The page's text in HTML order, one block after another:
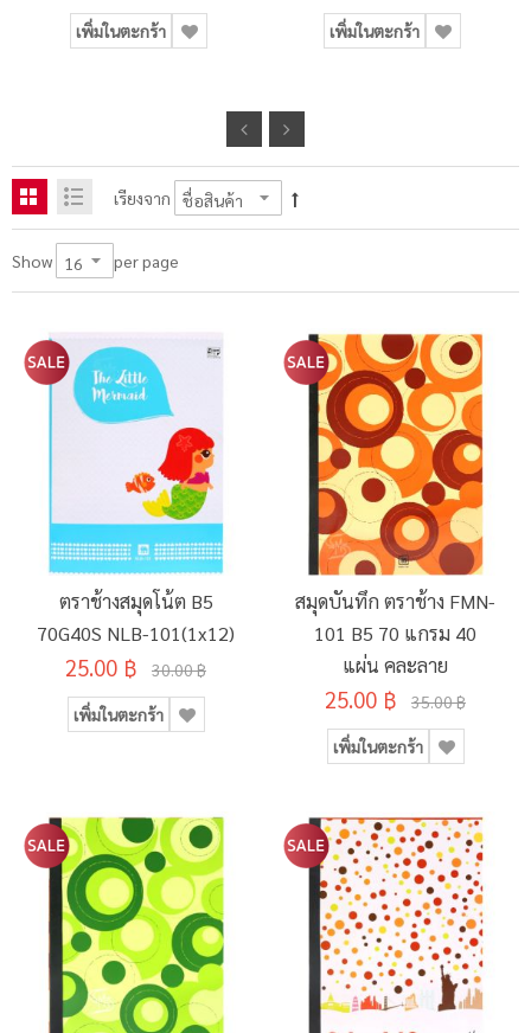
เพิ่มในตะกร้า เพิ่มในตะกร้า
เรียงจาก
Show per page
ตราช้างสมุดโน้ต B5
70G40S NLB-101(1x12)
25.00 ฿ 30.00 ฿
เพิ่มในตะกร้า
สมุดบันทึก ตราช้าง FMN-
101 B5 70 แกรม 40
แผ่น คละลาย
25.00 ฿ 35.00 ฿
เพิ่มในตะกร้า